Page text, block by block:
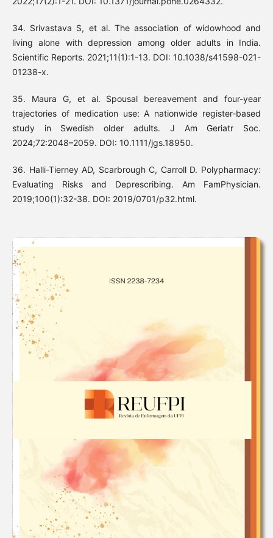
34. Srivastava S, et al. The association of widowhood and
living alone with depression among older adults in India.
Scientific Reports. 2021;11(1):1-13. DOI: 10.1038/s41598-021-
01238-x.
35. Maura G, et al. Spousal bereavement and four-year
trajectories of medication use: A nationwide register-based
study in Swedish older adults. J Am Geriatr Soc.
2024;72:2048–2059. DOI: 10.1111/jgs.18950.
36. Halli-Tierney AD, Scarbrough C, Carroll D. Polypharmacy:
Evaluating Risks and Deprescribing. Am FamPhysician.
2019;100(1):32-38. DOI: 2019/0701/p32.html.